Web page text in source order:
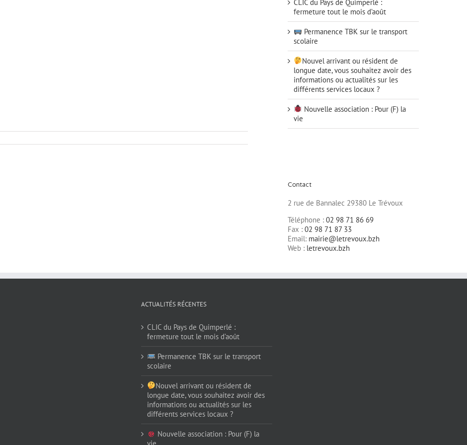
CLIC du Pays de Quimperlé :
fermeture tout le mois d’août
Permanence TBK sur le transport
scolaire
Nouvel arrivant ou résident de
longue date, vous souhaitez avoir des
informations ou actualités sur les
différents services locaux ?
Nouvelle association : Pour (F) la
vie
Contact
2 rue de Bannalec 29380 Le Trévoux
Téléphone : 02 98 71 86 69
Fax : 02 98 71 87 33
Email: mairie@letrevoux.bzh
Web : letrevoux.bzh
ACTUALITÉS RÉCENTES
CLIC du Pays de Quimperlé :
fermeture tout le mois d’août
Permanence TBK sur le transport
scolaire
Nouvel arrivant ou résident de
longue date, vous souhaitez avoir des
informations ou actualités sur les
différents services locaux ?
Nouvelle association : Pour (F) la